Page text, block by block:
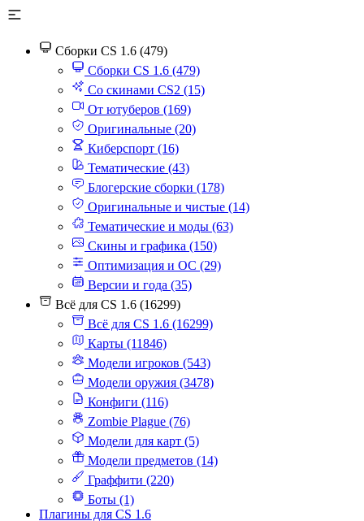
Сборки CS 1.6 (479)
Сборки CS 1.6 (479)
Со скинами CS2 (15)
От ютуберов (169)
Оригинальные (20)
Киберспорт (16)
Тематические (43)
Блогерские сборки (178)
Оригинальные и чистые (14)
Тематические и моды (63)
Скины и графика (150)
Оптимизация и ОС (29)
Версии и года (35)
Всё для CS 1.6 (16299)
Всё для CS 1.6 (16299)
Карты (11846)
Модели игроков (543)
Модели оружия (3478)
Конфиги (116)
Zombie Plague (76)
Модели для карт (5)
Модели предметов (14)
Граффити (220)
Боты (1)
Плагины для CS 1.6